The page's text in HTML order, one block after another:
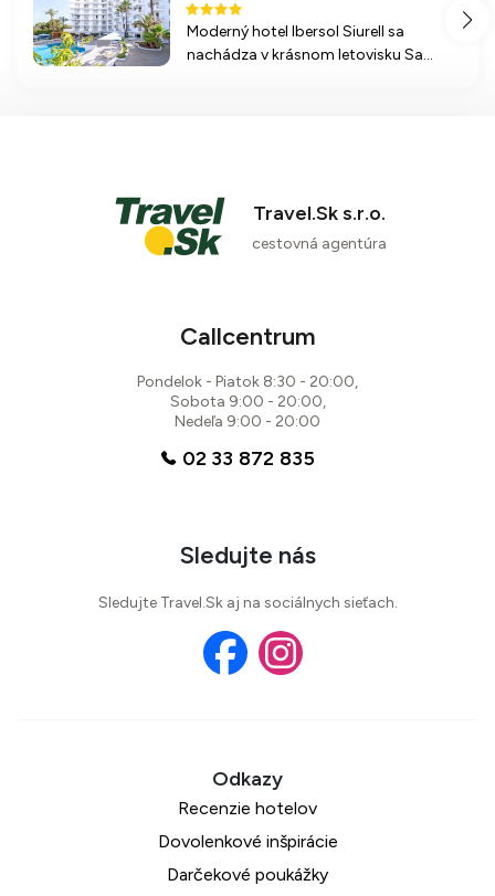
Moderný hotel Ibersol Siurell sa
nachádza v krásnom letovisku Sa
Travel.Sk s.r.o.
cestovná agentúra
Callcentrum
Pondelok - Piatok 8:30 - 20:00,
Sobota 9:00 - 20:00,
Nedeľa 9:00 - 20:00
02 33 872 835
Sledujte nás
Sledujte Travel.Sk aj na sociálnych sieťach.
Recenzie hotelov
Dovolenkové inšpirácie
Darčekové poukážky